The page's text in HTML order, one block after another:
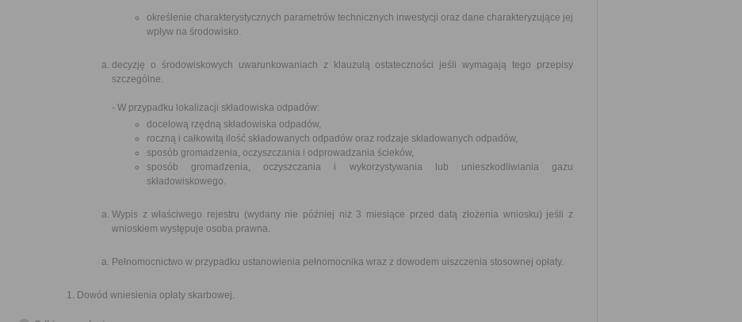
określenie charakterystycznych parametrów technicznych inwestycji oraz dane charakteryzujące jej
wpływ na środowisko.
decyzję o środowiskowych uwarunkowaniach z klauzulą ostateczności jeśli wymagają tego przepisy
szczególne.
- W przypadku lokalizacji składowiska odpadów:
docelową rzędną składowiska odpadów,
roczną i całkowitą ilość składowanych odpadów oraz rodzaje składowanych odpadów,
sposób gromadzenia, oczyszczania i odprowadzania ścieków,
sposób gromadzenia, oczyszczania i wykorzystywania lub unieszkodliwiania gazu
składowiskowego.
Wypis z właściwego rejestru (wydany nie później niż 3 miesiące przed datą złożenia wniosku) jeśli z
wnioskiem występuje osoba prawna.
Pełnomocnictwo w przypadku ustanowienia pełnomocnika wraz z dowodem uiszczenia stosownej opłaty.
Dowód wniesienia opłaty skarbowej.